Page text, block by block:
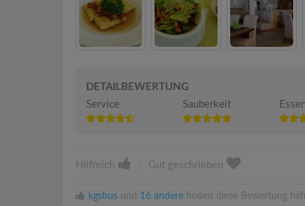
DETAILBEWERTUNG
Service
Sauberkeit Essen
Hilfreich Gut geschrieben
kgsbus und 16 andere finden diese Bewertung